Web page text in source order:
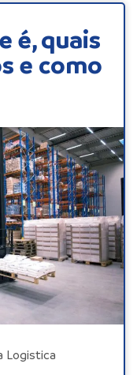
é, quais
e como
Logistica